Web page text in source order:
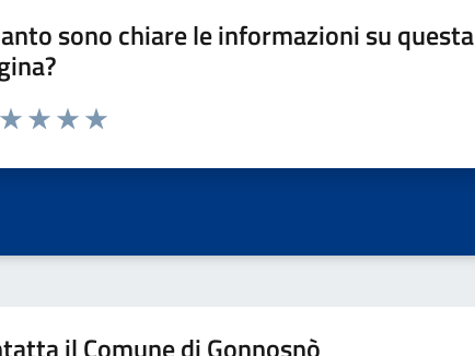
sono chiare le informazioni su questa
da 1 a 5 stelle la pagina